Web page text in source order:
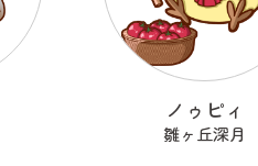
ノゥピィ
雛ヶ丘深月